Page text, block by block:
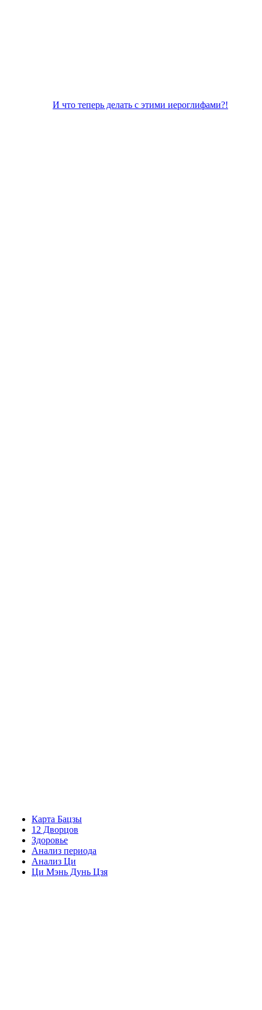
И что теперь делать с этими иероглифами?!
Карта Бацзы
12 Дворцов
Здоровье
Анализ периода
Анализ Ци
Ци Мэнь Дунь Цзя